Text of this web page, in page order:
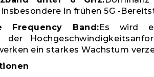
in frühen 5G -
Frequency Band:Es wird
der
ein starkes Wachstum